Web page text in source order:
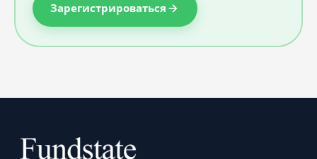
Зарегистрироваться